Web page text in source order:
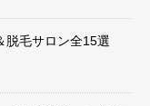
脱毛サロン全15選